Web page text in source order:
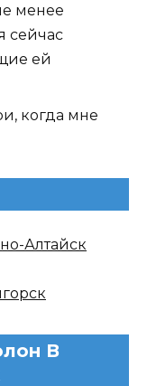
менее
сейчас
ей
когда мне
Алтайск
В